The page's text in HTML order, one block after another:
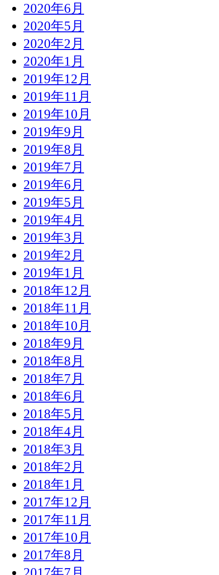
2020年6月
2020年5月
2020年2月
2020年1月
2019年12月
2019年11月
2019年10月
2019年9月
2019年8月
2019年7月
2019年6月
2019年5月
2019年4月
2019年3月
2019年2月
2019年1月
2018年12月
2018年11月
2018年10月
2018年9月
2018年8月
2018年7月
2018年6月
2018年5月
2018年4月
2018年3月
2018年2月
2018年1月
2017年12月
2017年11月
2017年10月
2017年8月